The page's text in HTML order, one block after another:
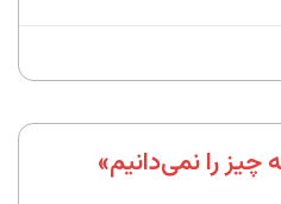
را نمی‌دانیم»